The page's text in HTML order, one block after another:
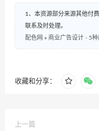
1、本资源部分来源其他付
联系及时处理。
配色网 » 商业广告设计 - 5
收藏和分享：
上一篇